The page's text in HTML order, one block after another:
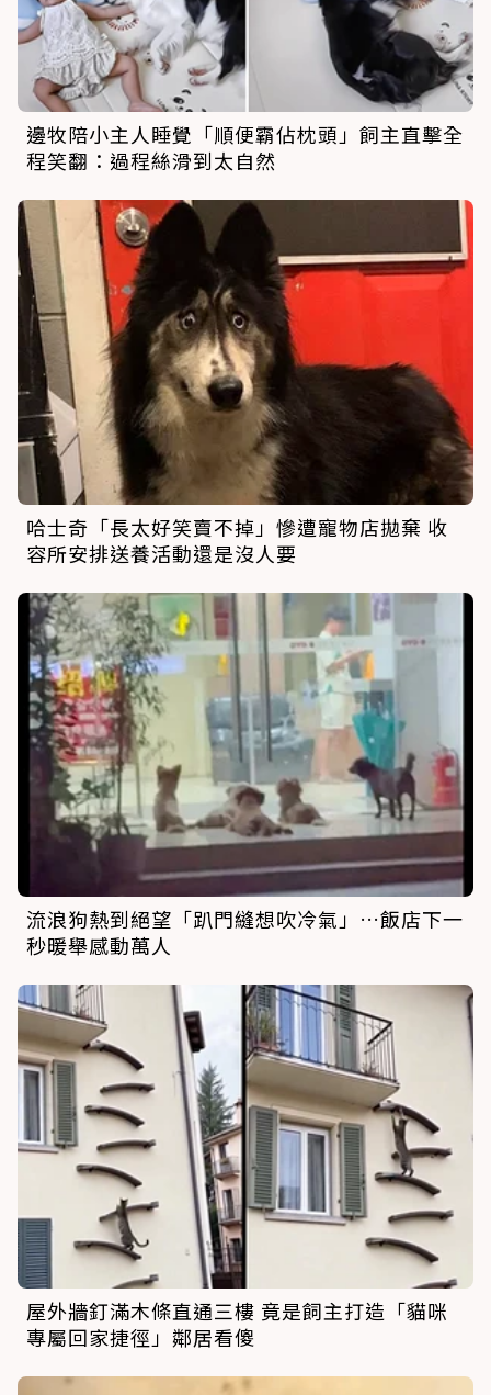
邊牧陪小主人睡覺「順便霸佔枕頭」飼主直擊全
程笑翻：過程絲滑到太自然
哈士奇「長太好笑賣不掉」慘遭寵物店拋棄 收
容所安排送養活動還是沒人要
流浪狗熱到絕望「趴門縫想吹冷氣」…飯店下一
秒暖舉感動萬人
屋外牆釘滿木條直通三樓 竟是飼主打造「貓咪
專屬回家捷徑」鄰居看傻